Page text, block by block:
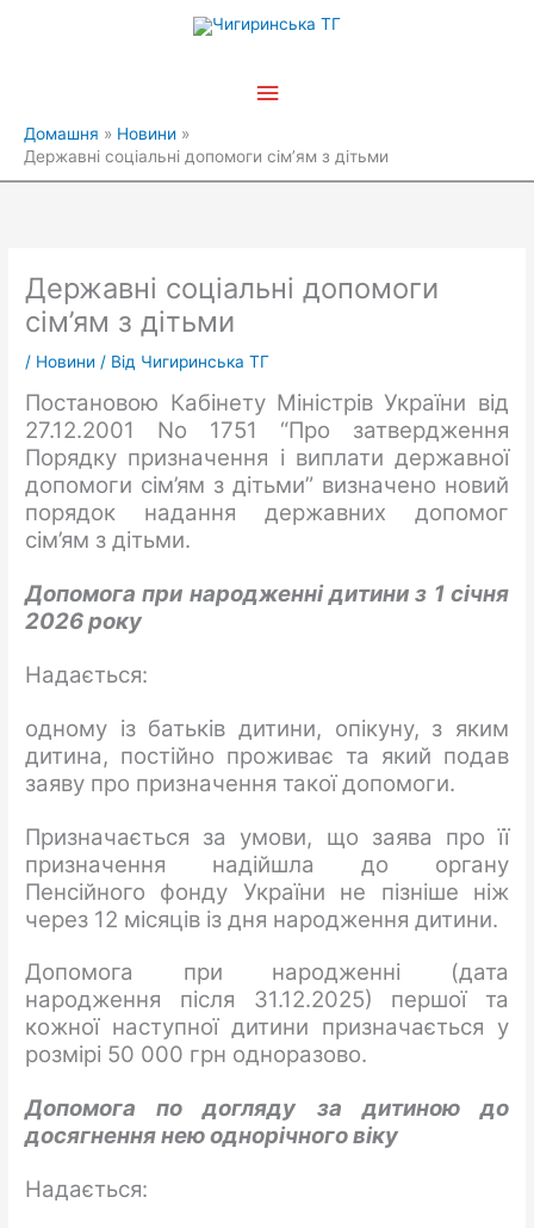
Головне
Домашня
Новини
Державні соціальні допомоги сім’ям з дітьми
Державні соціальні допомоги
сім’ям з дітьми
/ Новини / Від Чигиринська ТГ
Постановою Кабінету Міністрів України від
27.12.2001 No 1751 “Про затвердження
Порядку призначення і виплати державної
допомоги сім’ям з дітьми” визначено новий
порядок надання державних допомог
сім’ям з дітьми.
Допомога при народженні дитини з 1 січня
2026 року
Надається:
одному із батьків дитини, опікуну, з яким
дитина, постійно проживає та який подав
заяву про призначення такої допомоги.
Призначається за умови, що заява про її
призначення надійшла до органу
Пенсійного фонду України не пізніше ніж
через 12 місяців із дня народження дитини.
Допомога при народженні (дата
народження після 31.12.2025) першої та
кожної наступної дитини призначається у
розмірі 50 000 грн одноразово.
Допомога по догляду за дитиною до
досягнення нею однорічного віку
Надається: